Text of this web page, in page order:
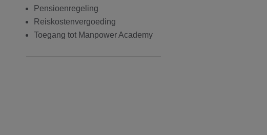
Pensioenregeling
Reiskostenvergoeding
Toegang tot Manpower Academy